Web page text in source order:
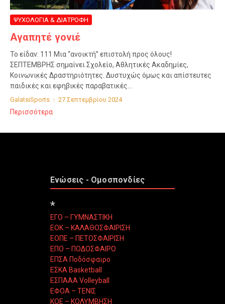
ΨΥΧΟΛΟΓΙΑ & ΔΙΑΤΡΟΦΗ
Αγαπητέ γονιέ
Το είδαν: 111 Μια “ανοικτή” επιστολή προς όλους!
ΣΕΠΤΕΜΒΡΗΣ σημαίνει Σχολείο, Αθλητικές Ακαδημίες,
Κοινωνικές Δραστηριότητες. Δυστυχώς όμως και απίστευτες
παιδικές και εφηβικές παραβατικές...
GalatsiSports 27 Σεπτεμβρίου 2024
Περισσότερα
Ενώσεις - Ομοσπονδίες
*
ΕΓΟ – ΓΥΜΝΑΣΤΙΚΗ
ΕΟΚ – ΚΑΛΑΘΟΣΦΑΙΡΙΣΗ
ΕΟΠΕ – ΠΕΤΟΣΦΑΙΡΙΣΗ
ΕΠΟ – ΠΟΔΟΣΦΑΙΡΟ
ΕΠΣΑ Ποδόσφαιρο
ΕΣΚΑ Basketball
ΕΣΠΑΑΑ Volleyball
ΕΦΟΑ – ΤΕΝΙΣ
ΚΟΕ – ΚΟΛΥΜΒΗΣΗ